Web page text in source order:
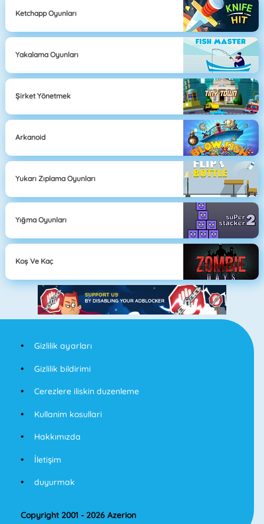
Ketchapp Oyunları
Yakalama Oyunları
Şirket Yönetmek
Arkanoid
Yukarı Zıplama Oyunları
Yığma Oyunları
Koş Ve Kaç
Gizlilik ayarları
Gizlilik bildirimi
Cerezlere iliskin duzenleme
Kullanim kosullari
Hakkımızda
İletişim
duyurmak
Copyright 2001 - 2026 Azerion